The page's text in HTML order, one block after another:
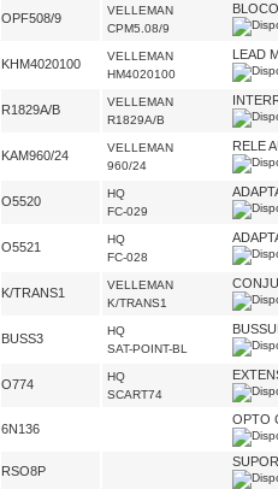
OPF508/9
VELLEMAN
CPM5.08/9
KHM4020100
VELLEMAN
HM4020100
LEAD
R1829A/B
VELLEMAN
R1829A/B
KAM960/24
VELLEMAN
960/24
RELE
O5520
HQ
FC-029
O5521
HQ
FC-028
K/TRANS1
VELLEMAN
K/TRANS1
BUSS3
HQ
SAT-POINT-BL
O774
HQ
SCART74
6N136
OPTO
RSO8P